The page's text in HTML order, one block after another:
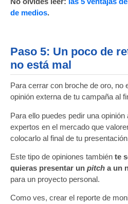
de medios.
Paso 5: Un poco de
no está mal
Para cerrar con broche de oro, no
opinión externa de tu campaña al
Para ello puedes pedir una
expertos en el mercado que
colocarlo al final de tu
Este tipo de opiniones también te
quieras presentar un pitch a un
para un proyecto personal.
Como ves, crear el reporte de